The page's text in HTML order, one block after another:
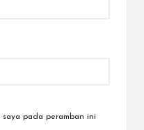
saya pada peramban ini